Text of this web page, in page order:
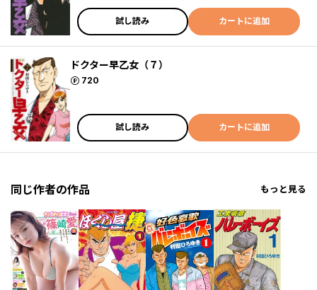
試し読み カートに追加
ドクター早乙女（７）
720
ポイント
試し読み カートに追加
同じ作者の作品 もっと見る